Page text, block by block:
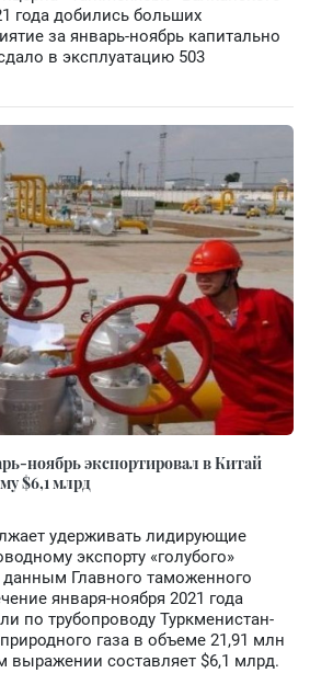
года добились больших
за январь-ноябрь капитально
в эксплуатацию 503
ноябрь экспортировал в Китай
$6,1 млрд
удерживать лидирующие
экспорту «голубого»
Главного таможенного
января-ноября 2021 года
по трубопроводу Туркменистан-
газа в объеме 21,91 млн
выражении составляет $6,1 млрд.